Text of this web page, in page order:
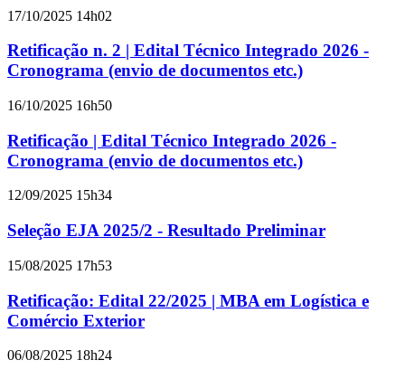
17/10/2025 14h02
Retificação n. 2 | Edital Técnico Integrado 2026 -
Cronograma (envio de documentos etc.)
16/10/2025 16h50
Retificação | Edital Técnico Integrado 2026 -
Cronograma (envio de documentos etc.)
12/09/2025 15h34
Seleção EJA 2025/2 - Resultado Preliminar
15/08/2025 17h53
Retificação: Edital 22/2025 | MBA em Logística e
Comércio Exterior
06/08/2025 18h24